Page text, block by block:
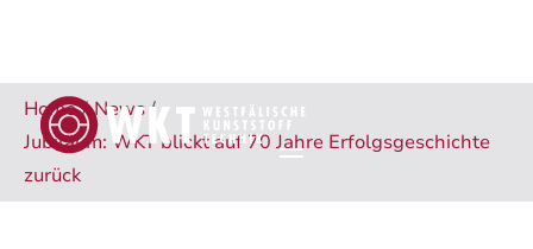
Home / News /
Jubiläum: WKT blickt auf 70 Jahre Erfolgsgeschichte
zurück